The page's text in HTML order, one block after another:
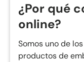
¿Por qué
online?
Somos uno de
productos de